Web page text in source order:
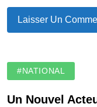
#NATIONAL
Un Nouvel